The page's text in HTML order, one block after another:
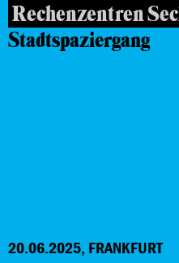
Rechenzentren
Stadtspaziergang
20.06.2025, FRANKFURT